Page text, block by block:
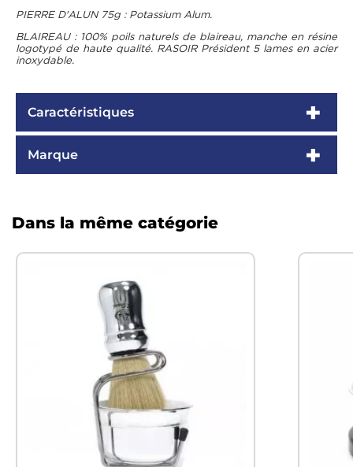
PIERRE D'ALUN 75g : Potassium Alum.
BLAIREAU : 100% poils naturels de blaireau, manche en résine
logotypé de haute qualité. RASOIR Président 5 lames en acier
inoxydable.
Caractéristiques
Marque
Dans la même catégorie